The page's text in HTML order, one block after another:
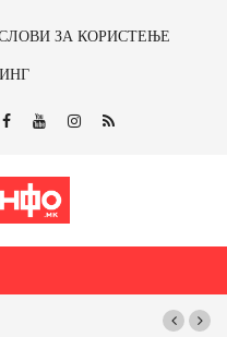
ЗА КОРИСТЕЊЕ